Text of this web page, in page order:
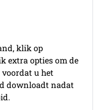
klik op
extra opties om de
u het
downloadt nadat